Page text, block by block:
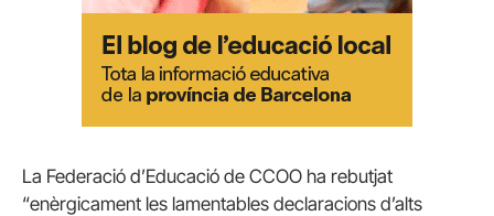
La Federació d’Educació de CCOO ha rebutjat
“enèrgicament les lamentables declaracions d’alts